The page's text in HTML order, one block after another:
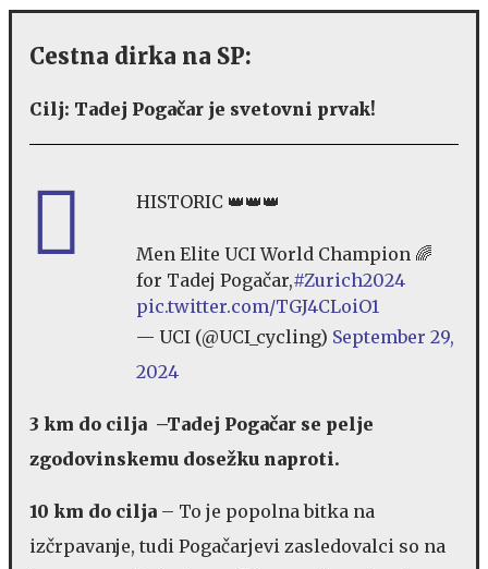
Cestna dirka na SP:
Cilj: Tadej Pogačar je svetovni prvak!
HISTORIC 👑👑👑
Men Elite UCI World Champion 🌈
for Tadej Pogačar,#Zurich2024
pic.twitter.com/TGJ4CLoiO1
— UCI (@UCI_cycling) September 29,
2024
3 km do cilja –Tadej Pogačar se pelje
zgodovinskemu dosežku naproti.
10 km do cilja – To je popolna bitka na
izčrpavanje, tudi Pogačarjevi zasledovalci so na